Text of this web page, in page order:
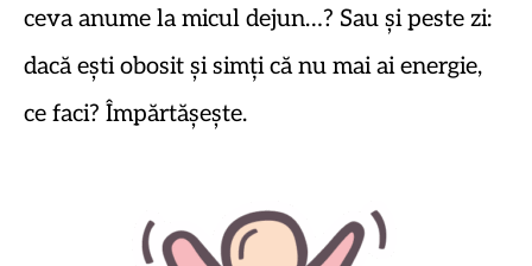
ceva anume la micul dejun…? Sau și peste zi:
dacă ești obosit și simți că nu mai ai energie,
ce faci? Împărtășește.